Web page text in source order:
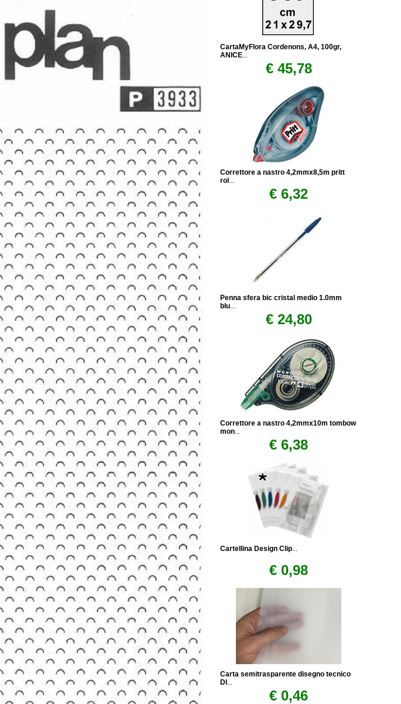
CartaMyFlora Cordenons, A4, 100gr,
ANICE...
€ 45,78
Correttore a nastro 4,2mmx8,5m pritt
rol ...
€ 6,32
Penna sfera bic cristal medio 1.0mm
blu...
€ 24,80
Correttore a nastro 4,2mmx10m tombow
mon...
€ 6,38
Cartellina Design Clip...
€ 0,98
Carta semitrasparente disegno tecnico
DI ...
€ 0,46